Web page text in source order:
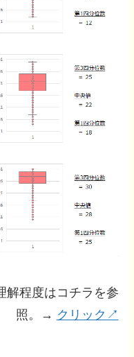
解程度はコチラを参
照。→ クリック↗